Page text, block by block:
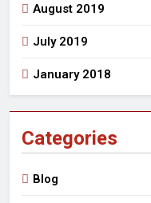
August 2019
July 2019
January 2018
Categories
Blog